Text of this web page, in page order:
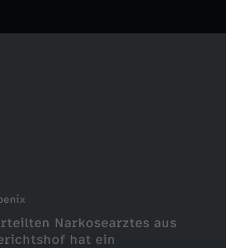
Narkosearztes aus
hat ein